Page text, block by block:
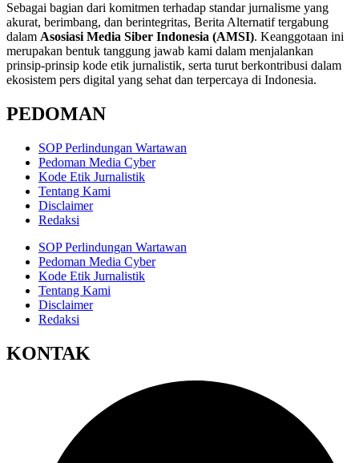
Sebagai bagian dari komitmen terhadap standar jurnalisme yang
akurat, berimbang, dan berintegritas, Berita Alternatif tergabung
dalam Asosiasi Media Siber Indonesia (AMSI). Keanggotaan ini
merupakan bentuk tanggung jawab kami dalam menjalankan
prinsip-prinsip kode etik jurnalistik, serta turut berkontribusi dalam
ekosistem pers digital yang sehat dan terpercaya di Indonesia.
PEDOMAN
SOP Perlindungan Wartawan
Pedoman Media Cyber
Kode Etik Jurnalistik
Tentang Kami
Disclaimer
Redaksi
SOP Perlindungan Wartawan
Pedoman Media Cyber
Kode Etik Jurnalistik
Tentang Kami
Disclaimer
Redaksi
KONTAK